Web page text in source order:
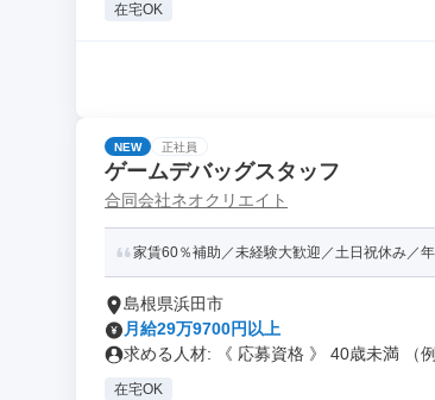
在宅OK
NEW 正社員
ゲームデバッグスタッフ
合同会社ネオクリエイト
家賃60％補助／未経験大歓迎／土日祝休み／
島根県浜田市
月給29万9700円以上
求める人材: 《 応募資格 》 40歳未満 （
在宅OK